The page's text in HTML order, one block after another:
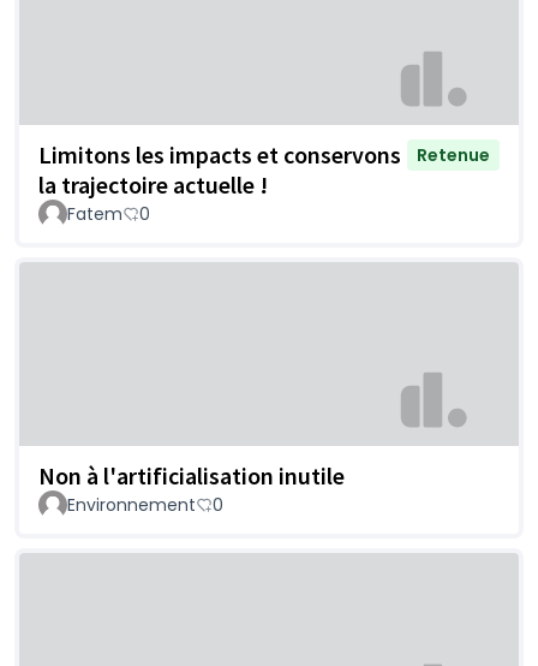
Limitons les impacts et conservons
la trajectoire actuelle !
Retenue
Fatem 0
Non à l'artificialisation inutile
Environnement 0